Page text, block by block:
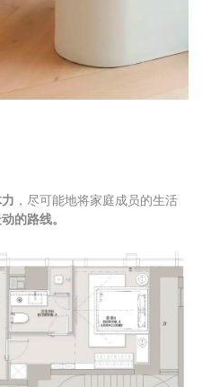
，尽可能地将家庭成员的生活
的路线。